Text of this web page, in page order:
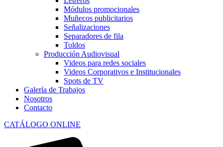
Módulos promocionales
Muñecos publicitarios
Señalizaciones
Separadores de fila
Toldos
Producción Audiovisual
Videos para redes sociales
Videos Corporativos e Institucionales
Spots de TV
Galería de Trabajos
Nosotros
Contacto
CATÁLOGO ONLINE